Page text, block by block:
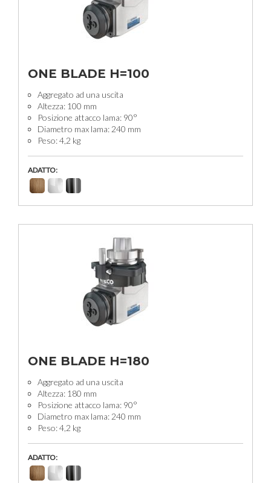
ONE BLADE H=100
Aggregato ad una uscita
Altezza: 100 mm
Posizione attacco lama: 90°
Diametro max lama: 240 mm
Peso: 4,2 kg
ADATTO:
ONE BLADE H=180
Aggregato ad una uscita
Altezza: 180 mm
Posizione attacco lama: 90°
Diametro max lama: 240 mm
Peso: 4,2 kg
ADATTO: